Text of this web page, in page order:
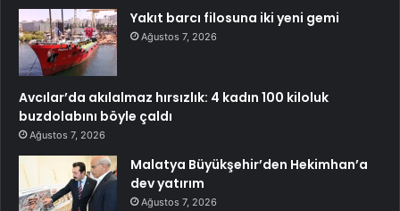
Yakıt barcı filosuna iki yeni gemi
Ağustos 7, 2026
Avcılar’da akılalmaz hırsızlık: 4 kadın 100 kiloluk
buzdolabını böyle çaldı
Ağustos 7, 2026
Malatya Büyükşehir’den Hekimhan’a
dev yatırım
Ağustos 7, 2026